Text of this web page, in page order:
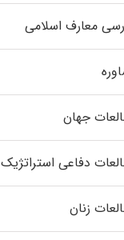
معارف اسلامی
جهان
دفاعی استراتژیک
زنان